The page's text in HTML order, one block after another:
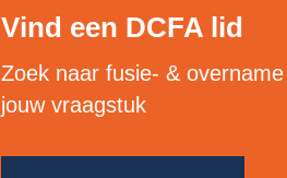
Vind een DCFA lid
Zoek naar fusie- &
jouw vraagstuk